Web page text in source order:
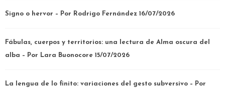
Signo o hervor – Por Rodrigo Fernández 16/07/2026
Fábulas, cuerpos y territorios: una lectura de Alma oscura del
alba – Por Lara Buonocore 15/07/2026
La lengua de lo finito: variaciones del gesto subversivo – Por